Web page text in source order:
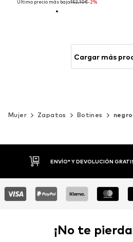
Último precio más bajo:152,10€-2%
Cargar más
Mujer Zapatos Botines negro
DEVOLUCIONES HASTA 30
¡No te